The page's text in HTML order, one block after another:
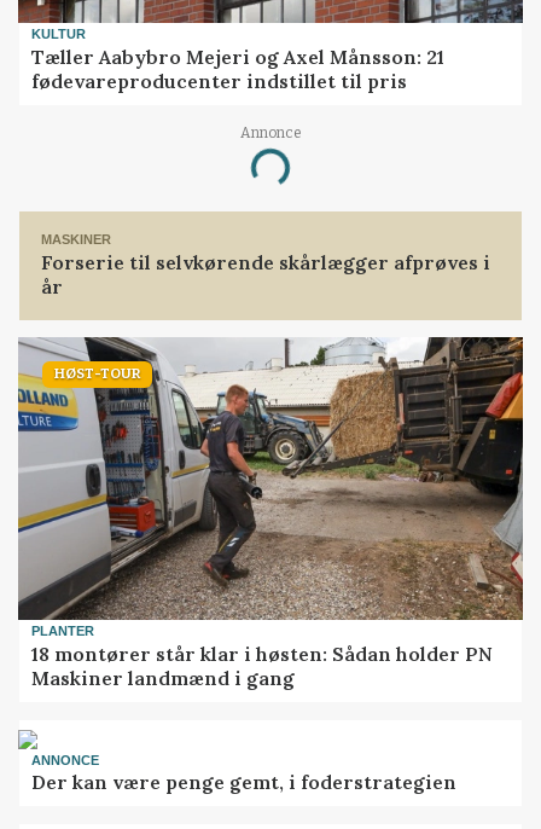
KULTUR
Tæller Aabybro Mejeri og Axel Månsson: 21
fødevareproducenter indstillet til pris
Annonce
Loading...
MASKINER
Forserie til selvkørende skårlægger afprøves i
år
HØST-TOUR
PLANTER
18 montører står klar i høsten: Sådan holder PN
Maskiner landmænd i gang
ANNONCE
Der kan være penge gemt, i foderstrategien